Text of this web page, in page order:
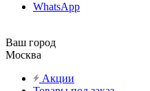
WhatsApp
Ваш город
Москва
Акции